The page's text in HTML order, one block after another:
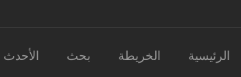
الرئيسية الخريطة بحث الأحدث